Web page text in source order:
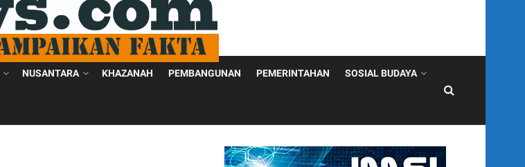
NUSANTARA KHAZANAH PEMBANGUNAN PEMERINTAHAN SOSIAL BUDAYA